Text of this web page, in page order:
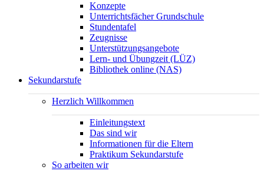
Konzepte
Unterrichtsfächer Grundschule
Stundentafel
Zeugnisse
Unterstützungsangebote
Lern- und Übungzeit (LÜZ)
Bibliothek online (NAS)
Sekundarstufe
Herzlich Willkommen
Einleitungstext
Das sind wir
Informationen für die Eltern
Praktikum Sekundarstufe
So arbeiten wir